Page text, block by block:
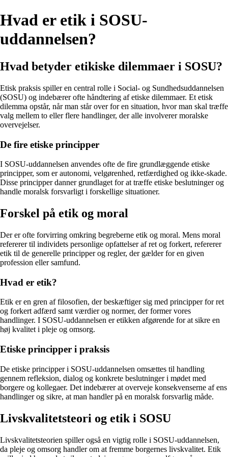
Hvad er etik i SOSU-
uddannelsen?
Hvad betyder etikiske dilemmaer i SOSU?
Etisk praksis spiller en central rolle i Social- og Sundhedsuddannelsen
(SOSU) og indebærer ofte håndtering af etiske dilemmaer. Et etisk
dilemma opstår, når man står over for en situation, hvor man skal træffe
valg mellem to eller flere handlinger, der alle involverer moralske
overvejelser.
De fire etiske principper
I SOSU-uddannelsen anvendes ofte de fire grundlæggende etiske
principper, som er autonomi, velgørenhed, retfærdighed og ikke-skade.
Disse principper danner grundlaget for at træffe etiske beslutninger og
handle moralsk forsvarligt i forskellige situationer.
Forskel på etik og moral
Der er ofte forvirring omkring begreberne etik og moral. Mens moral
refererer til individets personlige opfattelser af ret og forkert, refererer
etik til de generelle principper og regler, der gælder for en given
profession eller samfund.
Hvad er etik?
Etik er en gren af filosofien, der beskæftiger sig med principper for ret
og forkert adfærd samt værdier og normer, der former vores
handlinger. I SOSU-uddannelsen er etikken afgørende for at sikre en
høj kvalitet i pleje og omsorg.
Etiske principper i praksis
De etiske principper i SOSU-uddannelsen omsættes til handling
gennem refleksion, dialog og konkrete beslutninger i mødet med
borgere og kollegaer. Det indebærer at overveje konsekvenserne af ens
handlinger og sikre, at man handler på en moralsk forsvarlig måde.
Livskvalitetsteori og etik i SOSU
Livskvalitetsteorien spiller også en vigtig rolle i SOSU-uddannelsen,
da pleje og omsorg handler om at fremme borgernes livskvalitet. Etik